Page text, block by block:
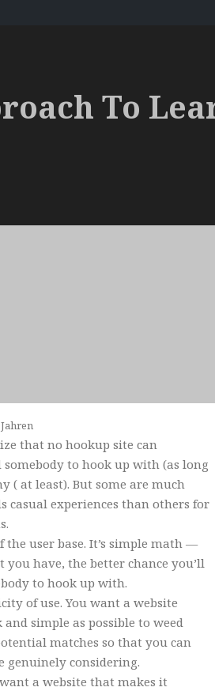
To
that no hookup site can
to hook up with (as long
( at least). But some are much
casual experiences than others for
the user base. It’s simple math —
you have, the better chance you’ll
to hook up with.
of use. You want a website
simple as possible to weed
matches so that you can
genuinely considering.
a website that makes it